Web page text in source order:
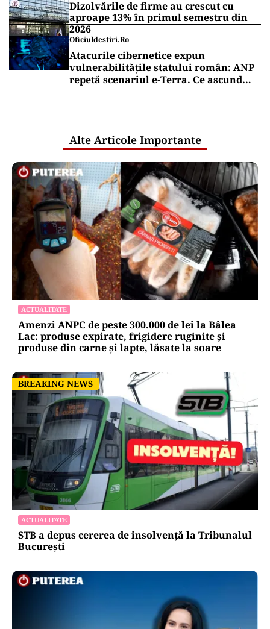
Dizolvările de firme au crescut cu
aproape 13% în primul semestru din
2026
Oficiuldestiri.ro
Atacurile cibernetice expun
vulnerabilitățile statului român: ANP
repetă scenariul e‑Terra. Ce ascund
Alte Articole Importante
ACTUALITATE
Amenzi ANPC de peste 300.000 de lei la Bâlea
Lac: produse expirate, frigidere ruginite și
produse din carne și lapte, lăsate la soare
BREAKING NEWS
BREAKING NEWS
ACTUALITATE
STB a depus cererea de insolvență la Tribunalul
București